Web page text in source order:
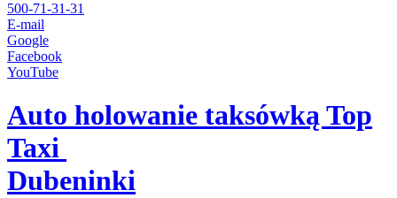
500-71-31-31
E-mail
Google
Facebook
YouTube
Auto holowanie taksówką Top
Taxi
Dubeninki